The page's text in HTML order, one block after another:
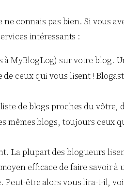
connais pas bien. Si vous
intéressants :
MyBlogLog) sur votre blog.
ceux qui vous lisent !
de blogs proches du vôtre,
mêmes blogs, toujours ceux
La plupart des blogueurs
efficace de faire savoir
être alors vous lira-t-il,